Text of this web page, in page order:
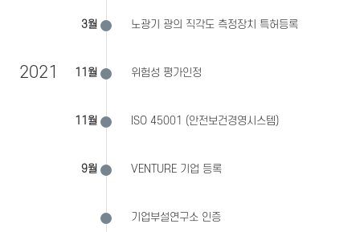
3월 노광기 광의 직각도 측정장치 특허등록
2021 11월 위험성 평가인정
11월 ISO 45001 (안전보건경영시스템)
9월 VENTURE 기업 등록
기업부설연구소 인증